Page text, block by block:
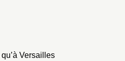
Versailles